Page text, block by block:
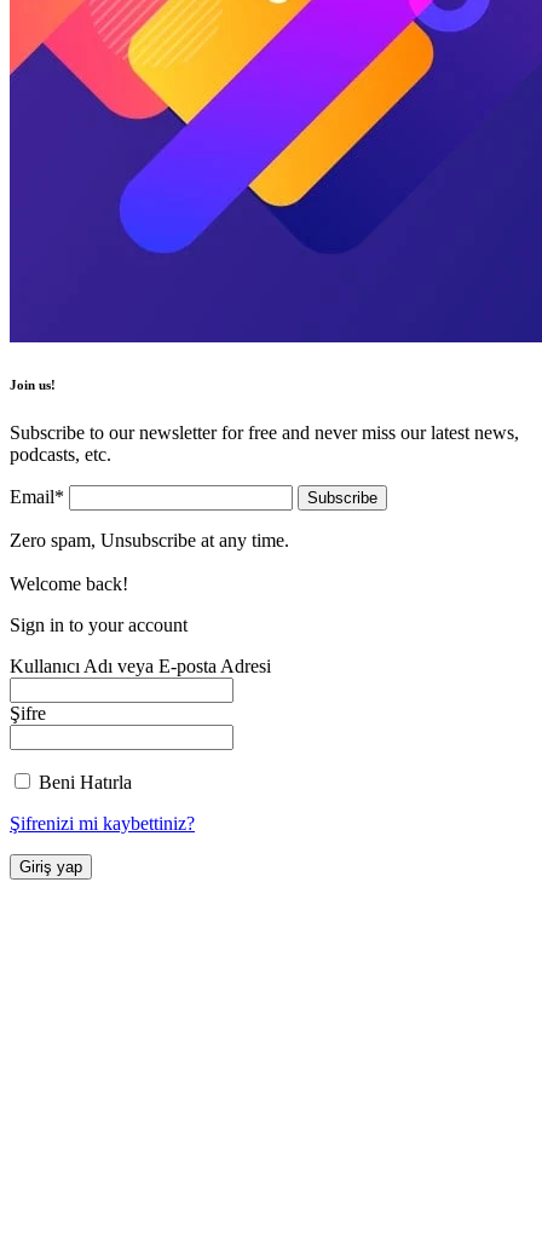
Join us!
Subscribe to our newsletter for free and never miss our latest news,
podcasts, etc.
Email*
Zero spam, Unsubscribe at any time.
Welcome back!
Sign in to your account
Kullanıcı Adı veya E-posta Adresi
Şifre
Beni Hatırla
Şifrenizi mi kaybettiniz?